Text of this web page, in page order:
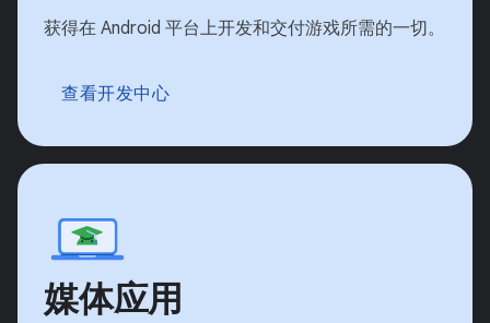
获得在 Android 平台上开发和交付游戏所需的一切。
查看开发中心
媒体应用